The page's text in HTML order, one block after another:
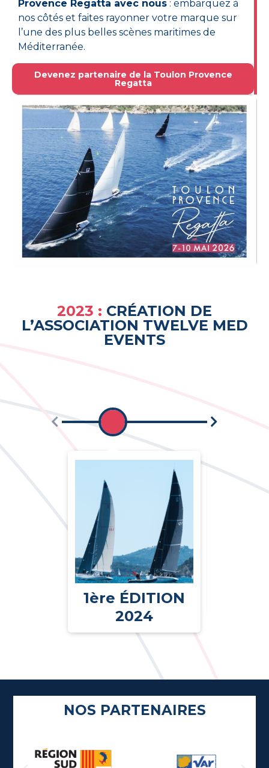
Provence Regatta avec nous : embarquez à
nos côtés et faites rayonner votre marque sur
l’une des plus belles scènes maritimes de
Méditerranée.
Devenez partenaire de la Toulon Provence
Regatta
2023 : CRÉATION DE
L’ASSOCIATION TWELVE MED
EVENTS
1ère ÉDITION
2024
NOS PARTENAIRES